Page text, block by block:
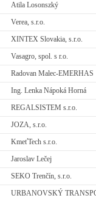
Atila Losonszký
Verea, s.r.o.
XINTEX Slovakia, s.r.o.
Vasagro, spol. s r.o.
Radovan Malec-EMERHAS
Ing. Lenka Nápoká Horná
REGALSISTEM s.r.o.
JOZA, s.r.o.
KmeťTech s.r.o.
Jaroslav Lečej
SEKO Trenčín, s.r.o.
URBANOVSKÝ